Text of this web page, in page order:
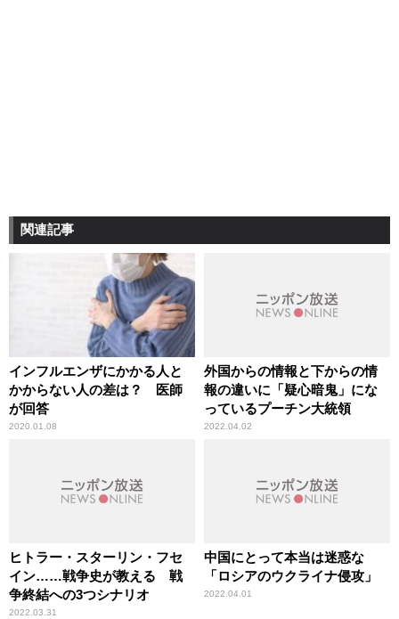
関連記事
インフルエンザにかかる人と
かからない人の差は？ 医師
が回答
2020.01.08
外国からの情報と下からの情
報の違いに「疑心暗鬼」にな
っているプーチン大統領
2022.04.02
ヒトラー・スターリン・フセ
イン……戦争史が教える 戦
争終結への3つシナリオ
2022.03.31
中国にとって本当は迷惑な
「ロシアのウクライナ侵攻」
2022.04.01